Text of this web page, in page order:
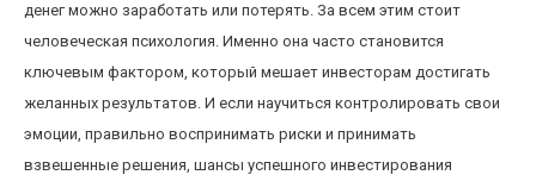
денег можно заработать или потерять. За всем этим стоит
человеческая психология. Именно она часто становится
ключевым фактором, который мешает инвесторам достигать
желанных результатов. И если научиться контролировать свои
эмоции, правильно воспринимать риски и принимать
взвешенные решения, шансы успешного инвестирования